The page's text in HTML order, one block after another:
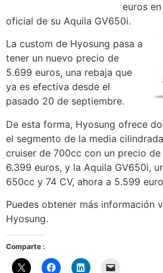
euros
oficial de su Aquila GV650i.
La custom de Hyosung pasa a
tener un nuevo precio de
5.699 euros, una rebaja que
ya es efectiva desde el
pasado 20 de septiembre.
De esta forma, Hyosung ofrece
el segmento de la media
cruiser de 700cc con un precio
6.399 euros, y la Aquila GV650i,
650cc y 74 CV, ahora a 5.599
Puedes obtener más información
Hyosung.
Comparte :